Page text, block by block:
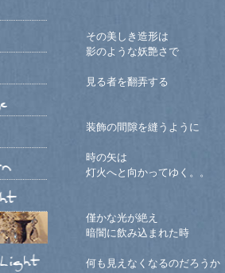
その美しき造形は
影のような妖艶さで
見る者を翻弄する
装飾の間隙を縫うように
時の矢は
灯火へと向かってゆく。。
僅かな光が絶え
暗闇に飲み込まれた時
何も見えなくなるのだろうか